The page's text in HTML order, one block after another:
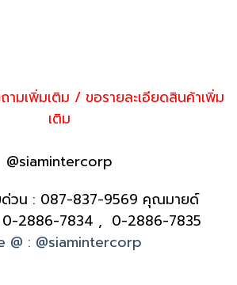
มเพิ่มเติม / ขอรายละเอียดสินค้าเพิ่ม
เติม
@siamintercorp
วน : 087-837-9569 คุณมายด์
0-2886-7834 , 0-2886-7835
@ : @siamintercorp